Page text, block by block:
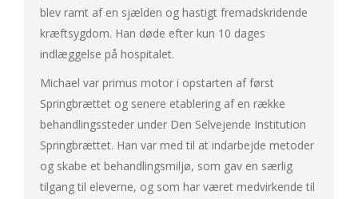
blev ramt af en sjælden og hastigt fremadskridende
kræftsygdom. Han døde efter kun 10 dages
indlæggelse på hospitalet.
Michael var primus motor i opstarten af først
Springbrættet og senere etablering af en række
behandlingssteder under Den Selvejende Institution
Springbrættet. Han var med til at indarbejde metoder
og skabe et behandlingsmiljø, som gav en særlig
tilgang til eleverne, og som har været medvirkende til